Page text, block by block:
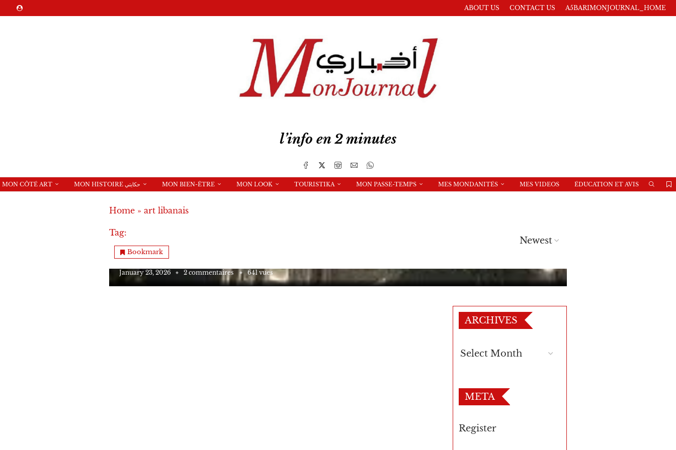
ABOUT US CONTACT US A5BARIMONJOURNAL_HOME
l’info en 2 minutes
MON CÔTÉ ART MON HISTOIRE حكايتي MON BIEN-ÊTRE MON LOOK TOURISTIKA MON PASSE-TEMPS MES MONDANITÉS MES VIDEOS ÉDUCATION ET AVIS
Home » art libanais
Tag:
Bookmark
Hommage
La famille Corm : poésie, humanisme et héritage du Liban
January 23, 2026 2 commentaires 641 vues
ARCHIVES
META
Register